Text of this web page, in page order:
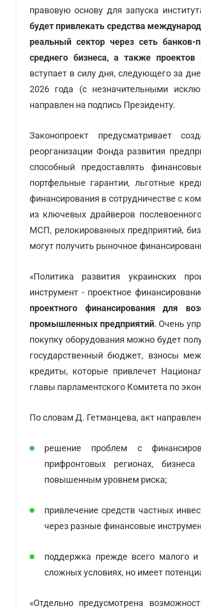
правовую основу для запуска
будет привлекать средства
реальный сектор через сеть банков-
среднего бизнеса, а также
вступает в силу дня, следующего за
2026 года (с незначительными
направлен на подпись Президенту.
Законопроект предусматривает
реорганизации Фонда развития
способный предоставлять
портфельные гарантии, льготные
финансирования в сотрудничестве с
из ключевых драйверов
МСП, релокированных предприятий,
могут получить рыночное
«Политика развития украинских
инструмент - проектное
проектного финансирования для
промышленных предприятий. Очень
покупку оборудования можно будет
государственный бюджет, взносы
кредиты, которые привлечет
главы парламентского Комитета по
По словам Д. Гетманцева, акт
решение проблем с
прифронтовых регионах,
повышенным уровнем риска;
привлечение средств частных
через разные финансовые
поддержка прежде всего малого и
сложных условиях, но имеет
«Отдельно предусмотрена